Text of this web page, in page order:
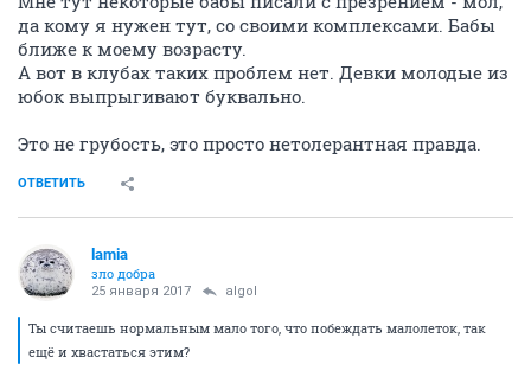
да кому я нужен тут, со своими комплексами. Бабы
ближе к моему возрасту.
А вот в клубах таких проблем нет. Девки молодые из
юбок выпрыгивают буквально.
Это не грубость, это просто нетолерантная правда.
ОТВЕТИТЬ
lamia
зло добра
25 января 2017 аlgоl
Ты считаешь нормальным мало того, что побеждать малолеток, так
ещё и хвастаться этим?